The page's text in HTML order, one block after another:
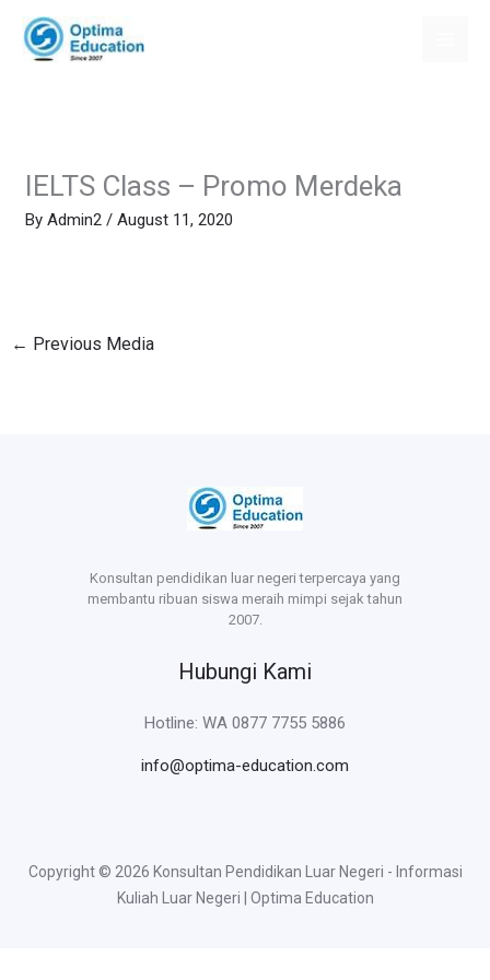
content
IELTS Class – Promo Merdeka
ByAdmin2/August 11, 2020
← Previous Media
Konsultan pendidikan luar negeri terpercaya yang
membantu ribuan siswa meraih mimpi sejak tahun
2007.
Hubungi Kami
Hotline: WA 0877 7755 5886
info@optima-education.com
Copyright © 2026 Konsultan Pendidikan Luar Negeri - Informasi
Kuliah Luar Negeri | Optima Education